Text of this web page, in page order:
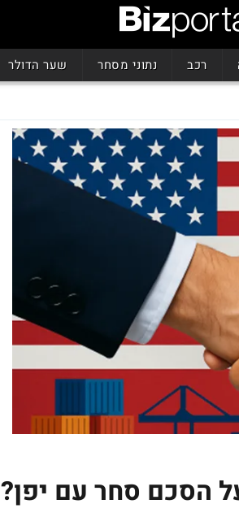
רכב נתוני מסחר שער הדולר
הסכם סחר עם יפן?